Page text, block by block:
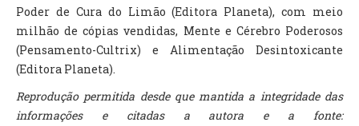
Poder de Cura do Limão (Editora Planeta), com meio
milhão de cópias vendidas, Mente e Cérebro Poderosos
(Pensamento-Cultrix) e Alimentação Desintoxicante
(Editora Planeta).
Reprodução permitida desde que mantida a integridade das
informações e citadas a autora e a fonte: